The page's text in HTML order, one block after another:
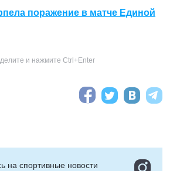
поражение в матче Единой
и нажмите Ctrl+Enter
на cпортивные новости